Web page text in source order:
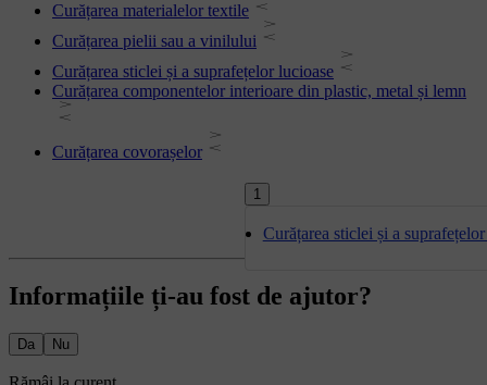
1
Curățarea sticlei și a
Curățarea materialelor textile
Curățarea pielii sau a vinilului
Curățarea sticlei și a suprafețelor lucioase
Curățarea componentelor interioare din plastic, metal și lemn
Curățarea covorașelor
Informațiile ți-au fost de ajutor?
Da Nu